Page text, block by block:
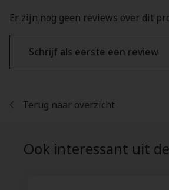
Er zijn nog geen reviews over dit
Schrijf als eerste een review
Terug naar overzicht
Ook interessant uit